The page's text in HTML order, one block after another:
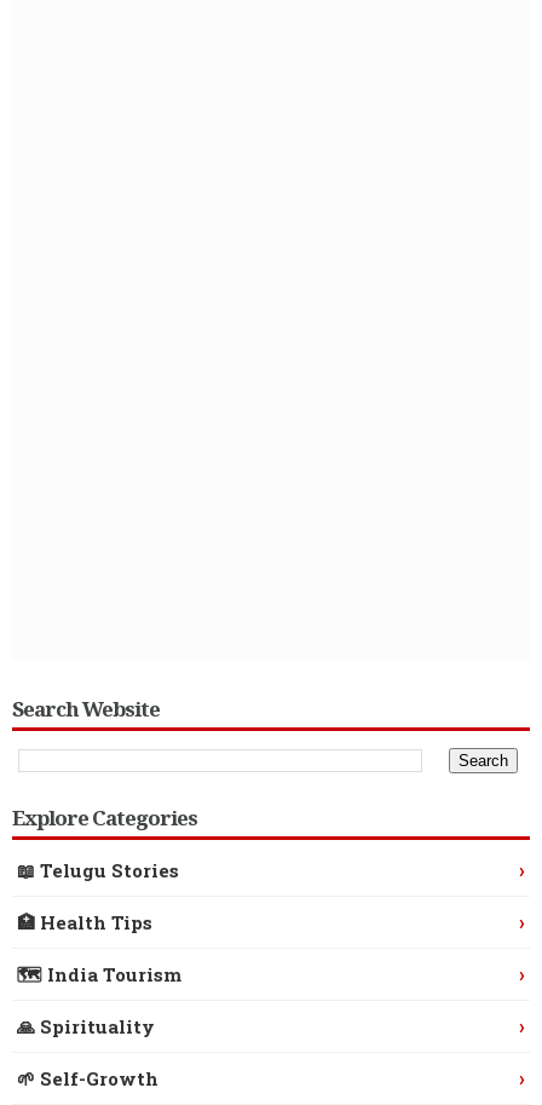
Search Website
Explore Categories
📖 Telugu Stories ›
🏥 Health Tips ›
🗺️ India Tourism ›
🙏 Spirituality ›
🌱 Self-Growth ›